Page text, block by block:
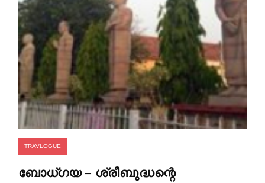
TRAVLOGUE
ബോധ്‌ഗയ – ശ്രീബുദ്ധന്റെ